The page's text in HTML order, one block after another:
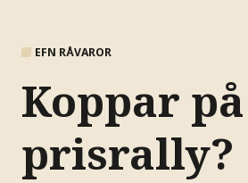
EFN RÅVAROR
Koppar
prisrally?